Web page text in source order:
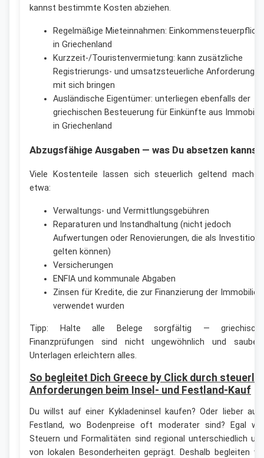
kannst bestimmte Kosten abziehen.
Regelmäßige Mieteinnahmen:
in Griechenland
Kurzzeit-/Touristenvermietung: kann zusätzliche
Registrierungs- und umsatzsteuerliche Anforderungen
mit sich bringen
Ausländische Eigentümer: unterliegen ebenfalls der
griechischen Besteuerung für Einkünfte aus
in Griechenland
Abzugsfähige Ausgaben — was Du absetzen kannst
Viele Kostenteile lassen sich steuerlich geltend
etwa:
Verwaltungs- und Vermittlungsgebühren
Reparaturen und Instandhaltung (nicht jedoch
Aufwertungen oder Renovierungen, die als Investition
gelten können)
Versicherungen
ENFIA und kommunale Abgaben
Zinsen für Kredite, die zur Finanzierung der Immobilie
verwendet wurden
Tipp: Halte alle Belege sorgfältig —
Finanzprüfungen sind nicht ungewöhnlich und
Unterlagen erleichtern alles.
So begleitet Dich Greece by Click durch
Anforderungen beim Insel- und Festland-Kauf
Du willst auf einer Kykladeninsel kaufen? Oder lieber
Festland, wo Bodenpreise oft moderater sind? Egal
Steuern und Formalitäten sind regional unterschiedlich
von lokalen Besonderheiten geprägt. Deshalb begleiten